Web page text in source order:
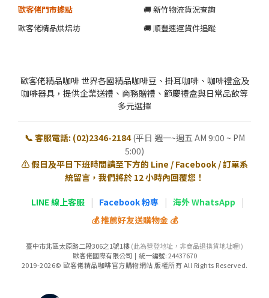
歐客佬門市據點
歐客佬精品烘焙坊
🚚 新竹物流貨況查詢
🚚 順豐速運貨件追蹤
歐客佬精品咖啡 世界各國精品咖啡豆、掛耳咖啡、咖啡禮盒及
咖啡器具，提供企業送禮、商務贈禮、節慶禮盒與日常品飲等
多元選擇
📞 客服電話: (02)2346-2184 (平日 週一~週五 AM 9:00 ~ PM
5:00)
⚠️ 假日及平日下班時間請至下方的 Line / Facebook / 訂單系
統留言，我們將於 12 小時內回覆您！
LINE 線上客服 | Facebook 粉專 | 海外 WhatsApp
|
💰 推薦好友送購物金 💰
臺中市北區太原路二段306之1號1樓(此為營登地址，非商品退換貨地址喔!)
歐客佬國際有限公司 | 統一編號: 24437670
2019-2026© 歐客佬精品咖啡官方購物網站 版權所有 All Rights Reserved.